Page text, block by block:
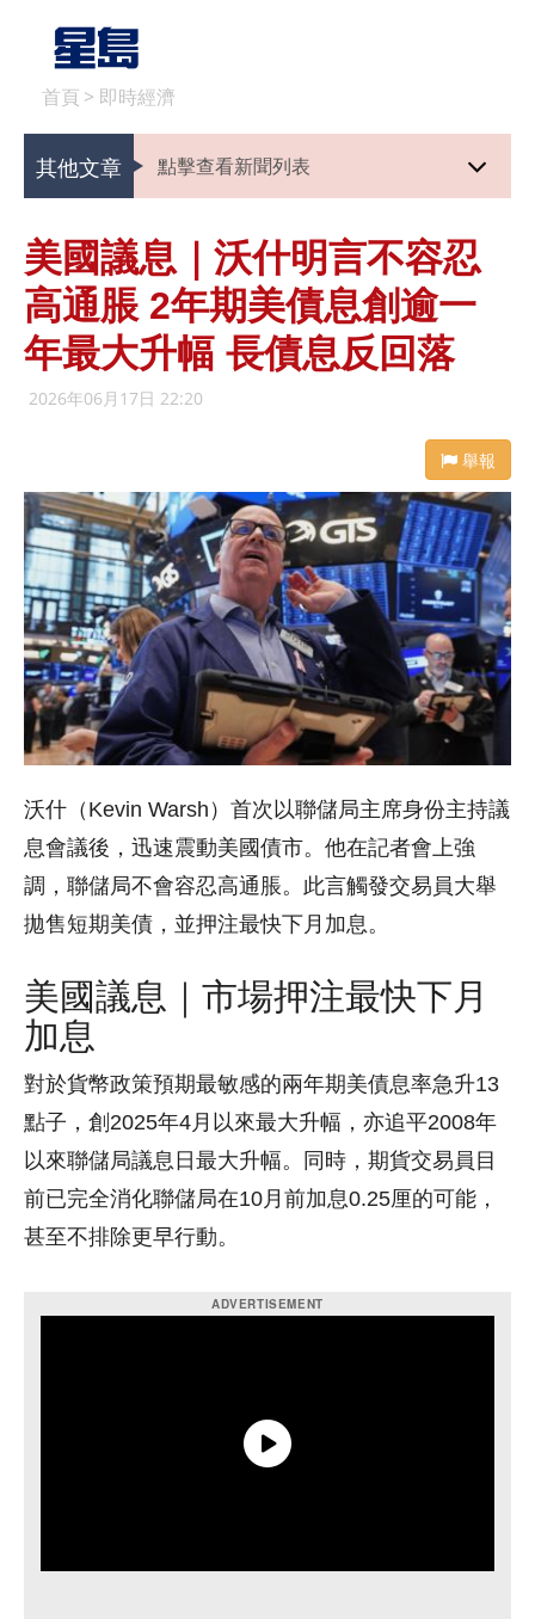
首頁 > 即時經濟
其他文章 點擊查看新聞列表
美國議息｜沃什明言不容忍
高通脹 2年期美債息創逾一
年最大升幅 長債息反回落
2026年06月17日 22:20
舉報
沃什（Kevin Warsh）首次以聯儲局主席身份主持議
息會議後，迅速震動美國債市。他在記者會上強
調，聯儲局不會容忍高通脹。此言觸發交易員大舉
拋售短期美債，並押注最快下月加息。
美國議息｜市場押注最快下月
加息
對於貨幣政策預期最敏感的兩年期美債息率急升13
點子，創2025年4月以來最大升幅，亦追平2008年
以來聯儲局議息日最大升幅。同時，期貨交易員目
前已完全消化聯儲局在10月前加息0.25厘的可能，
甚至不排除更早行動。